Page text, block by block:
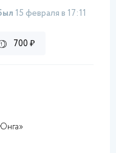
15 февраля в 17:11
700 ₽